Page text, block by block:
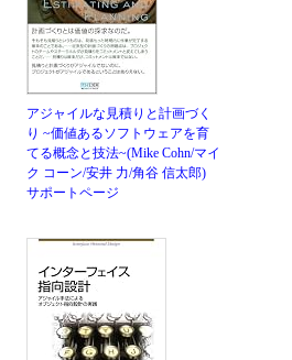
アジャイルな見積りと計画づく
り ~価値あるソフトウェアを育
てる概念と技法~(Mike Cohn/マイ
ク コーン/安井 力/角谷 信太郎)
サポートページ